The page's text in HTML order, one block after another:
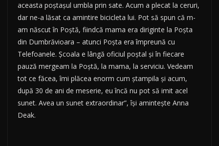
aceasta poştaşul umbla prin sate. Acum a plecat la ceruri,
dar ne-a lăsat ca amintire bicicleta lui. Pot să spun că m-
am născut în Poştă, fiindcă mama era diriginte la Poşta
din Dumbrăvioara – atunci Poşta era împreună cu
Telefoanele. Şcoala e lângă oficiul poştal şi în fiecare
pauză mergeam la Poştă, la mama, la serviciu. Vedeam
tot ce făcea, îmi plăcea enorm cum ştampila şi acum,
după 30 de ani de meserie, eu încă nu pot să imit acel
sunet. Avea un sunet extraordinar”, îşi aminteşte Anna
Deak.